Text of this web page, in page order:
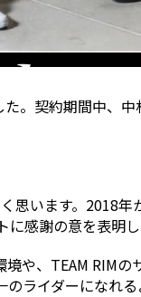
。契約期間中、
います。2018年
感謝の意を表明し
や、TEAM RIMの
ライダーになれ